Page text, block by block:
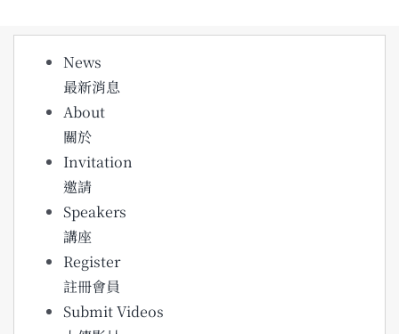
果：
News
最新消息
About
關於
Invitation
邀請
Speakers
講座
Register
註冊會員
Submit Videos